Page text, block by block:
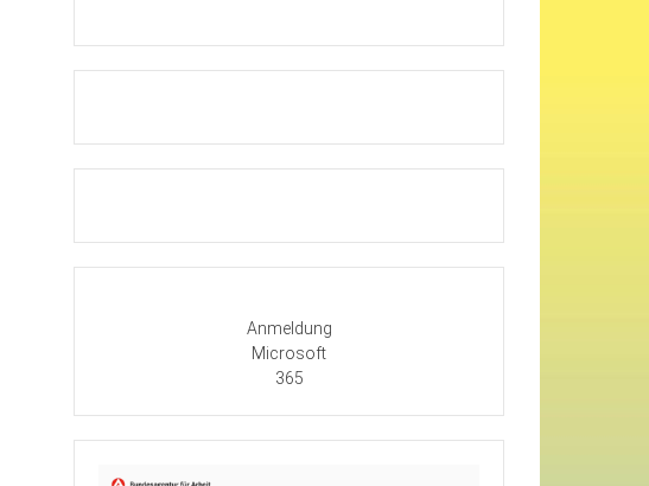
Anmeldung
Microsoft
365